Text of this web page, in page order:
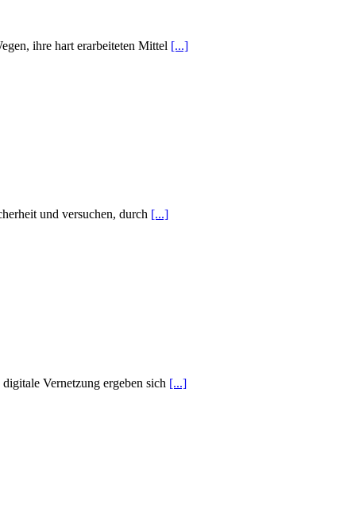
ihre hart erarbeiteten Mittel [...]
und versuchen, durch [...]
Vernetzung ergeben sich [...]